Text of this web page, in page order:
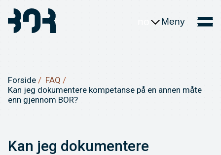
Meny
Forside
FAQ
Kan jeg dokumentere kompetanse på en annen måte
enn gjennom BOR?
Kan jeg dokumentere